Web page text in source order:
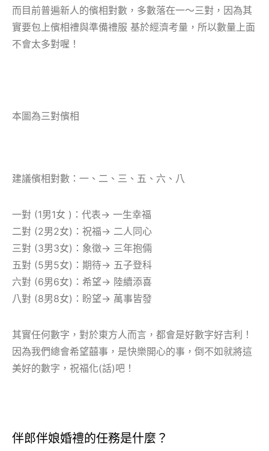
而目前普遍新人的儐相對數，多數落在一～三對 ，因為其
實要包上儐相禮與準備禮服 基於經濟考量，所以數量上面
不會太多對喔！
本圖為三對儐相
建議儐相對數：一、二、三、五、六、八
一對 (1男1女 )：代表→ 一生幸福
二對 (2男2女)：祝福→ 二人同心
三對 (3男3女)：象徵→ 三年抱倆
五對 (5男5女)：期待→ 五子登科
六對 (6男6女)：希望→ 陸續添喜
八對 (8男8女)：盼望→ 萬事皆發
其實任何數字，對於東方人而言，都會是好數字好吉利！
因為我們總會希望囍事，是快樂開心的事，倒不如就將這
美好的數字， 祝福化(話)吧！
伴郎伴娘婚禮的任務是什麼？